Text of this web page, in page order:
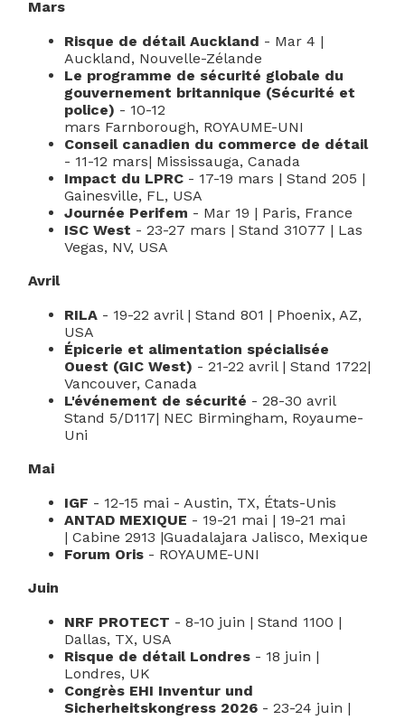
Mars
Risque de détail Auckland - Mar 4 |
Auckland, Nouvelle-Zélande
Le programme de sécurité globale du
gouvernement britannique (Sécurité et
police) - 10-12
mars Farnborough, ROYAUME-UNI
Conseil canadien du commerce de détail
- 11-12 mars| Mississauga, Canada
Impact du LPRC - 17-19 mars | Stand 205 |
Gainesville, FL, USA
Journée Perifem - Mar 19 | Paris, France
ISC West - 23-27 mars | Stand 31077 | Las
Vegas, NV, USA
Avril
RILA - 19-22 avril | Stand 801 | Phoenix, AZ,
USA
Épicerie et alimentation spécialisée
Ouest (GIC West) - 21-22 avril | Stand 1722|
Vancouver, Canada
L'événement de sécurité - 28-30 avril
Stand 5/D117| NEC Birmingham, Royaume-
Uni
Mai
IGF - 12-15 mai - Austin, TX, États-Unis
ANTAD MEXIQUE - 19-21 mai | 19-21 mai
| Cabine 2913 |Guadalajara Jalisco, Mexique
Forum Oris - ROYAUME-UNI
Juin
NRF PROTECT - 8-10 juin | Stand 1100 |
Dallas, TX, USA
Risque de détail Londres - 18 juin |
Londres, UK
Congrès EHI Inventur und
Sicherheitskongress 2026 - 23-24 juin |